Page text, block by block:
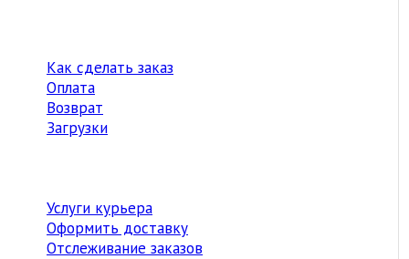
Как сделать заказ
Оплата
Возврат
Загрузки
Услуги курьера
Оформить доставку
Отслеживание заказов